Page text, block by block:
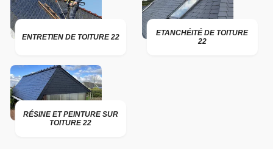
ENTRETIEN DE TOITURE 22
ETANCHÉITÉ DE TOITURE
22
RÉSINE ET PEINTURE SUR
TOITURE 22